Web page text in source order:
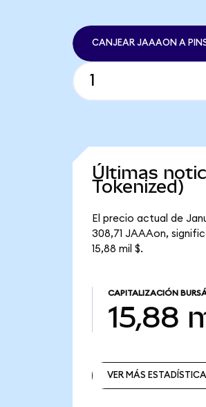
CANJEAR JAAAON A
Últimas
Tokenized)
El precio actual de
308,71 JAAAon,
15,88 mil $.
CAPITALIZACIÓN
15,88
VER MÁS